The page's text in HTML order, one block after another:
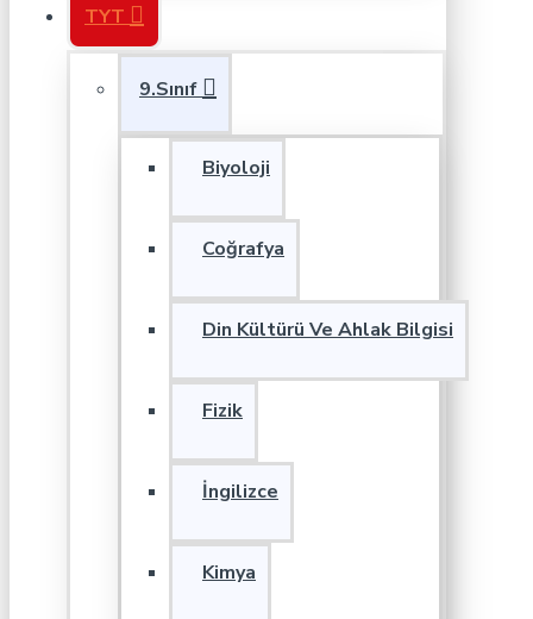
TYT
9.Sınıf
Biyoloji
Coğrafya
Din Kültürü Ve Ahlak Bilgisi
Fizik
İngilizce
Kimya